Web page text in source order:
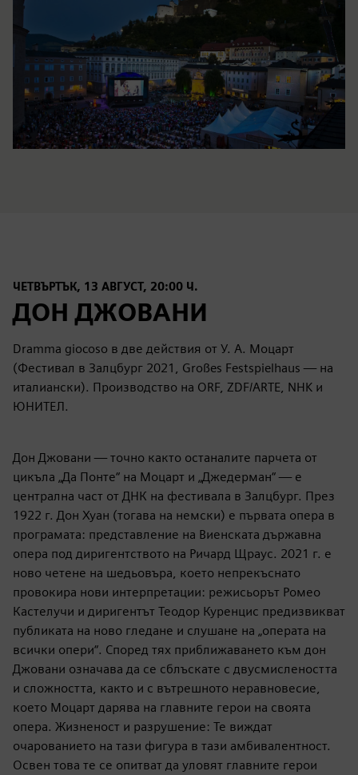
ЧЕТВЪРТЪК, 13 АВГУСТ, 20:00 Ч.
ДОН ДЖОВАНИ
Dramma giocoso в две действия от У. А. Моцарт
(Фестивал в Залцбург 2021, Großes Festspielhaus — на
италиански). Производство на ORF, ZDF/ARTE, NHK и
ЮНИТЕЛ.
Дон Джовани — точно както останалите парчета от
цикъла „Да Понте“ на Моцарт и „Джедерман“ — е
централна част от ДНК на фестивала в Залцбург. През
1922 г. Дон Хуан (тогава на немски) е първата опера в
програмата: представление на Виенската държавна
опера под диригентството на Ричард Щраус. 2021 г. е
ново четене на шедьовъра, което непрекъснато
провокира нови интерпретации: режисьорът Ромео
Кастелучи и диригентът Теодор Куренцис предизвикват
публиката на ново гледане и слушане на „операта на
всички опери“. Според тях приближаването към дон
Джовани означава да се сблъскате с двусмислеността
и сложността, както и с вътрешното неравновесие,
което Моцарт дарява на главните герои на своята
опера. Жизненост и разрушение: Те виждат
очарованието на тази фигура в тази амбивалентност.
Освен това те се опитват да уловят главните герои